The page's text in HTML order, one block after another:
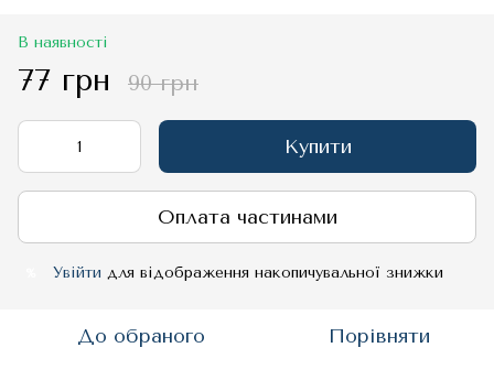
В наявності
77 грн 90 грн
Купити
Оплата частинами
Увійти для відображення накопичувальної знижки
До обраного Порівняти